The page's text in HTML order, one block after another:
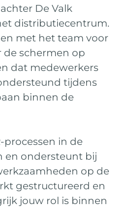
De Valk
distributiecentrum.
met het team voor
de schermen op
dat medewerkers
tijdens
binnen de
processen in de
en ondersteunt bij
op de
gestructureerd en
jouw rol is binnen